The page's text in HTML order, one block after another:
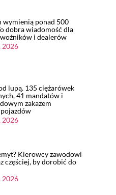
wymienią ponad 500
dobra wiadomość dla
i dealerów
2026
lupą. 135 ciężarówek
41 mandatów i
zakazem
2026
Kierowcy zawodowi
częściej, by dorobić do
2026